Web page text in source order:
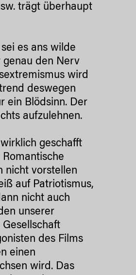
trägt überhaupt
es ans wilde
genau den Nerv
wird
deswegen
ein Blödsinn. Der
aufzulehnen.
geschafft
nicht vorstellen
auf Patriotismus,
nicht auch
unserer
des Films
einen
wird. Das